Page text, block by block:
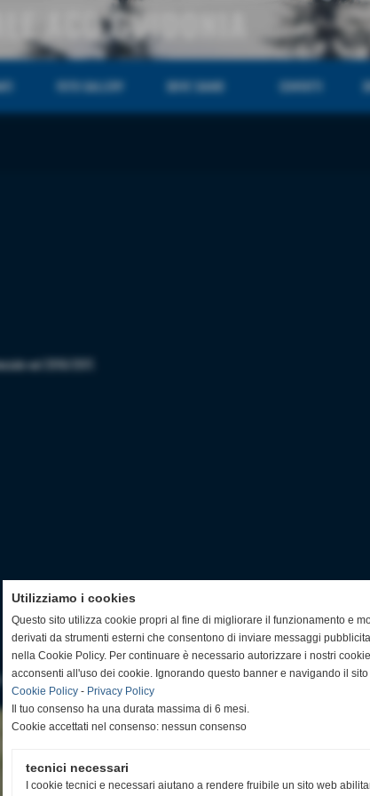
ACD GUIDONIA
FOTO GALLERY DOVE SIAMO CONTATTI
nel 2016/2017.
Guidonia (Rm) - Cap 00012 - Telefono e fax: 0774342906
Utilizziamo i cookies
Questo sito utilizza cookie propri al fine di migliorare il funzionamento e
derivati da strumenti esterni che consentono di inviare messaggi
nella Cookie Policy. Per continuare è necessario autorizzare i nostri
acconsenti all'uso dei cookie. Ignorando questo banner e navigando il
Cookie Policy - Privacy Policy
Il tuo consenso ha una durata massima di 6 mesi.
Cookie accettati nel consenso: nessun consenso
tecnici necessari
I cookie tecnici e necessari aiutano a rendere fruibile un sito web